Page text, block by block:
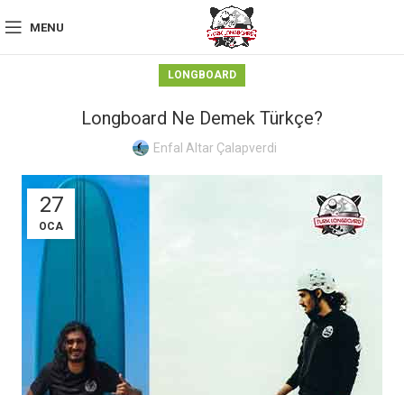
MENU
LONGBOARD
Longboard Ne Demek Türkçe?
Enfal Altar Çalapverdi
27
OCA